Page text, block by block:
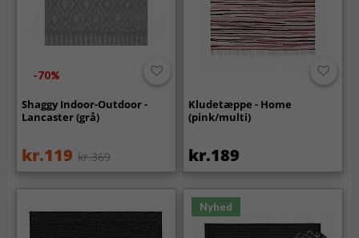
-70%
Shaggy Indoor-Outdoor -
Lancaster (grå)
kr.119 kr.369
Kludetæppe - Home
(pink/multi)
kr.189
Nyhed